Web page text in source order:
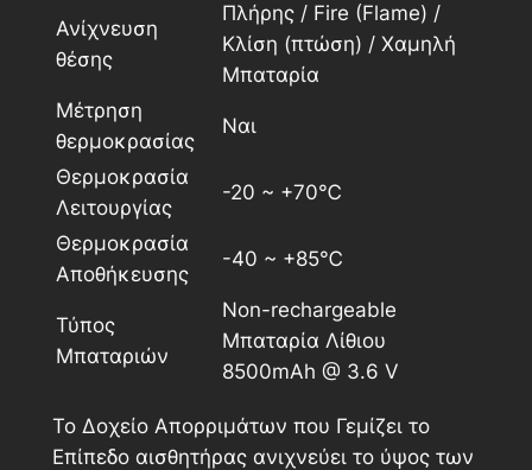
Ανίχνευση
θέσης
Πλήρης / Fire (Flame) /
Κλίση (πτώση) / Χαμηλή
Μπαταρία
Μέτρηση
θερμοκρασίας
Ναι
Θερμοκρασία
Λειτουργίας
-20 ~ +70℃
Θερμοκρασία
Αποθήκευσης
-40 ~ +85℃
Τύπος
Μπαταριών
Non-rechargeable
Μπαταρία Λίθιου
8500mAh @ 3.6 V
Το Δοχείο Απορριμάτων που Γεμίζει το
Επίπεδο αισθητήρας ανιχνεύει το ύψος των